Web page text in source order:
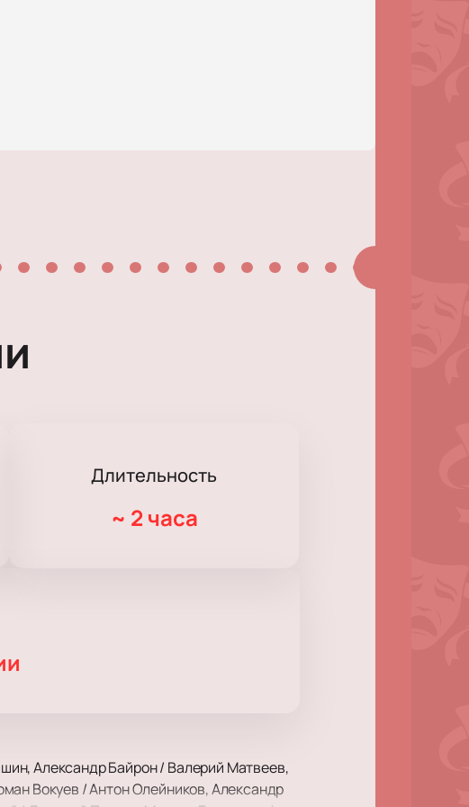
Длительность
~ 2 часа
Александр Байрон / Валерий Матвеев,
Вокуев / Антон Олейников, Александр